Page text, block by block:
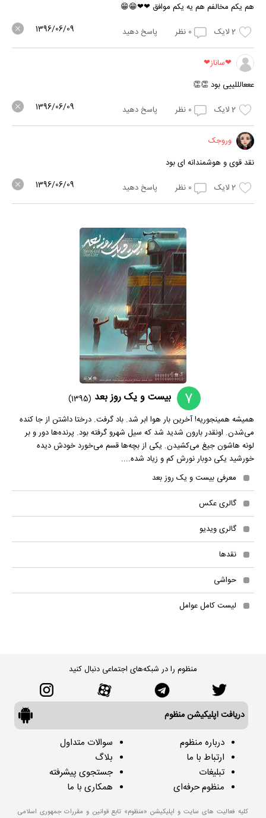
هم یکم مخالفم هم یه یکم موافق ❤❤😁😁
2لایک 0 نظر پاسخ دهید 1396/06/09
❤ساناز❤
عععالللییی بود 👏👏
2لایک 0 نظر پاسخ دهید 1396/06/09
وروجک
نقد قوی و هوشمندانه ای بود
2لایک 0 نظر پاسخ دهید 1396/06/09
7 بیست و یک روز بعد (1395)
همیشه همینجوریه! آخرین بار هوا ابر شد. باد گرفت. درختا داشتن از جا کنده
می‌شدن. اونقدر بارون شدید شد که سیل شهرو گرفته بود. پرنده‌ها دور و بر
لونه هاشون جیغ می‌کشیدن. یکی از بچه‌ها قسم می‌خورد خودش دیده
خورشید یکی دوبار نورش کم و زیاد شده....
معرفی بیست و یک روز بعد
گالری عکس
گالری ویدیو
نقدها
حواشی
لیست کامل عوامل
منظوم را در شبکه‌های اجتماعی دنبال کنید
دریافت اپلیکیشن منظوم
درباره منظوم
ارتباط با ما
تبلیغات
منظوم حرفه‌ای
سوالات متداول
بلاگ
جستجوی پیشرفته
همکاری با ما
کلیه فعالیت های سایت و اپلیکیشن «منظوم» تابع قوانین و مقررات جمهوری اسلامی